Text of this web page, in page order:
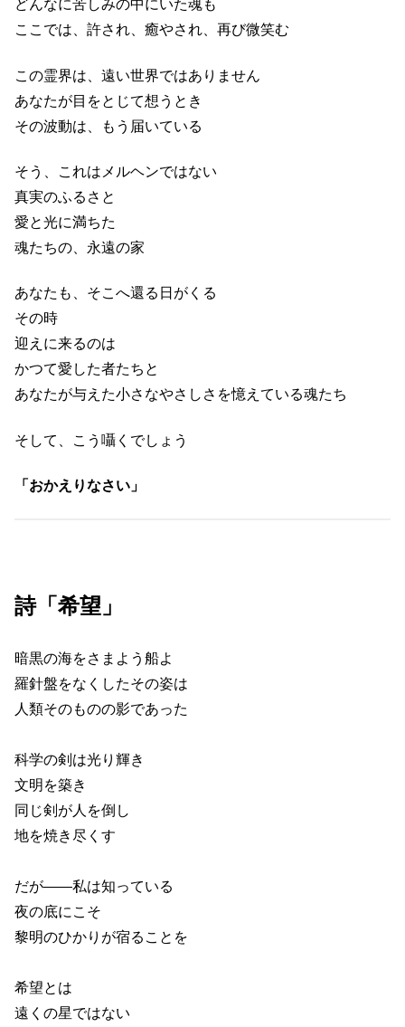
どんなに苦しみの中にいた魂も
ここでは、許され、癒やされ、再び微笑む
この霊界は、遠い世界ではありません
あなたが目をとじて想うとき
その波動は、もう届いている
そう、これはメルヘンではない
真実のふるさと
愛と光に満ちた
魂たちの、永遠の家
あなたも、そこへ還る日がくる
その時
迎えに来るのは
かつて愛した者たちと
あなたが与えた小さなやさしさを憶えている魂たち
そして、こう囁くでしょう
「おかえりなさい」
詩「希望」
暗黒の海をさまよう船よ
羅針盤をなくしたその姿は
人類そのものの影であった
科学の剣は光り輝き
文明を築き
同じ剣が人を倒し
地を焼き尽くす
だが――私は知っている
夜の底にこそ
黎明のひかりが宿ることを
希望とは
遠くの星ではない